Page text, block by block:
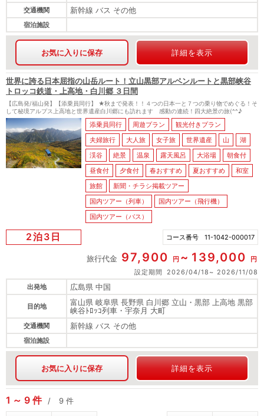
交通機関 新幹線 バス その他
宿泊施設
お気に入りに保存 詳細を表示
世界に誇る日本屈指の山岳ルート！立山黒部アルペンルートと黒部峡谷
トロッコ鉄道・上高地・白川郷 ３日間
【広島発/福山発】【添乗員同行】 ★秋まで発表！！４つの日本一と７つの乗り物でめぐる！そ
して秘境アルプス上高地と世界遺産白川郷にも訪れます 感動の連続！四大絶景の旅(^^♪
添乗員同行 周遊プラン
観光付きプラン
夫婦旅行
大人旅 女子旅 世界遺産 山
湖
渓谷
絶景 温泉 露天風呂 大浴場
朝食付
昼食付
夕食付 春おすすめ 夏おすすめ
和室
旅館
新聞・チラシ掲載ツアー
国内ツアー（列車）
国内ツアー（飛行機）
国内ツアー（バス）
2泊3日 コース番号 11-1042-000017
旅行代金 97,900 円 139,000
円
設定期間
2026/04/18
2026/11/08
出発地
広島県 中国
目的地
富山県 岐阜県 長野県 白川郷 立山・黒部 上高地 黒部
峡谷ﾄﾛｯｺ列車・宇奈月 大町
交通機関 新幹線 バス その他
宿泊施設
お気に入りに保存 詳細を表示
1 9 件 9 件